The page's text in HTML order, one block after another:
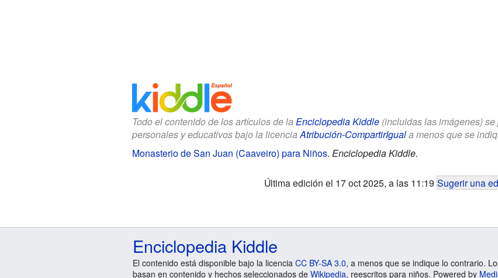
Todo el contenido de los artículos de la Enciclopedia Kiddle(incluidas las imágenes)
personales y educativos bajo la licenciaAtribución-CompartirIguala menos que se
Monasterio de San Juan (Caaveiro) para Niños. Enciclopedia Kiddle.
Última edición el 17 oct 2025, a las 11:19 Sugerir una
Enciclopedia Kiddle
El contenido está disponible bajo la licencia CC BY-SA 3.0, a menos que se indique lo contrario.
basan en contenido y hechos seleccionados de Wikipedia, reescritos para niños. Powered by